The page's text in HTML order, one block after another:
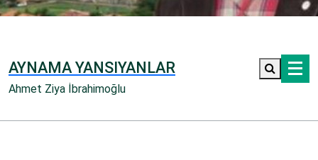
AYNAMA YANSIYANLAR
Ahmet Ziya İbrahimoğlu